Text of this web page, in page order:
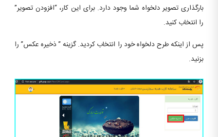
بارگذاری تصویر دلخواه شما وجود دارد. برای این کار، “افزودن تصویر”
را انتخاب کنید.
پس از اینکه طرح دلخواه خود را انتخاب کردید. گزینه ” ذخیره عکس” را
بزنید.